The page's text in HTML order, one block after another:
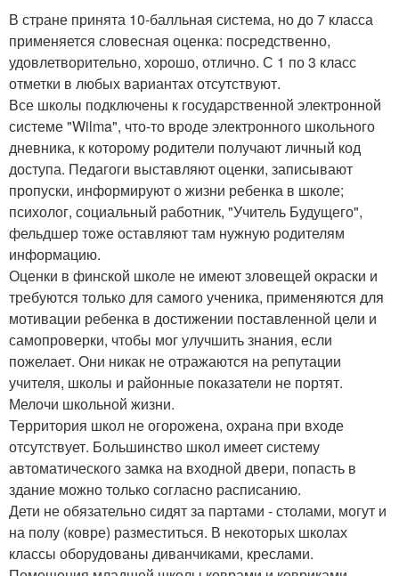
В стране принята 10-балльная система, но до 7 класса
применяется словесная оценка: посредственно,
удовлетворительно, хорошо, отлично. С 1 по 3 класс
отметки в любых вариантах отсутствуют.
Все школы подключены к государственной электронной
системе "Wilma", что-то вроде электронного школьного
дневника, к которому родители получают личный код
доступа. Педагоги выставляют оценки, записывают
пропуски, информируют о жизни ребенка в школе;
психолог, социальный работник, "Учитель Будущего",
фельдшер тоже оставляют там нужную родителям
информацию.
Оценки в финской школе не имеют зловещей окраски и
требуются только для самого ученика, применяются для
мотивации ребенка в достижении поставленной цели и
самопроверки, чтобы мог улучшить знания, если
пожелает. Они никак не отражаются на репутации
учителя, школы и районные показатели не портят.
Мелочи школьной жизни.
Территория школ не огорожена, охрана при входе
отсутствует. Большинство школ имеет систему
автоматического замка на входной двери, попасть в
здание можно только согласно расписанию.
Дети не обязательно сидят за партами - столами, могут и
на полу (ковре) разместиться. В некоторых школах
классы оборудованы диванчиками, креслами.